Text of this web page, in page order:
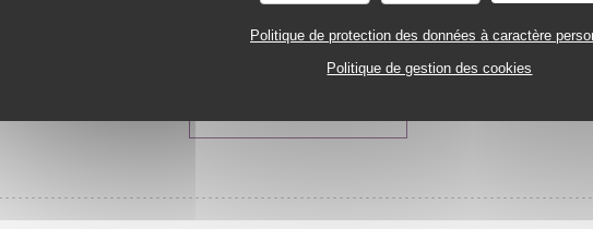
Politique de protection des données à caractère
Politique de gestion des cookies
On vous recommande cette nouvelle adresse de la
sont au rendez-vous !